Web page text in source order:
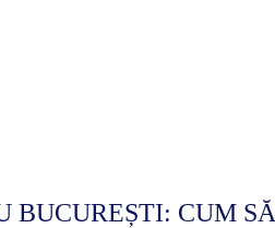
BUCUREȘTI: CUM SĂ